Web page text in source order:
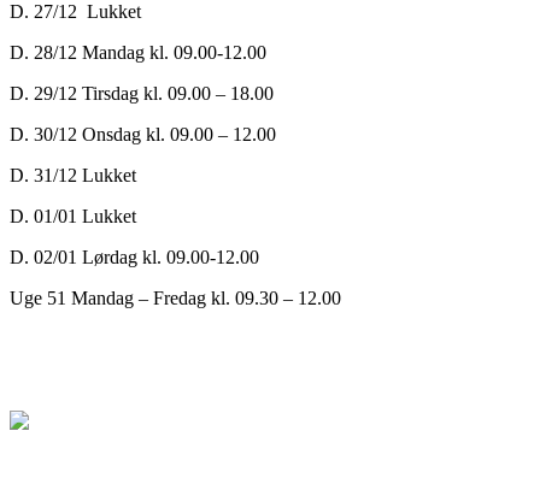
D. 27/12 Lukket
D. 28/12 Mandag kl. 09.00-12.00
D. 29/12 Tirsdag kl. 09.00 – 18.00
D. 30/12 Onsdag kl. 09.00 – 12.00
D. 31/12 Lukket
D. 01/01 Lukket
D. 02/01 Lørdag kl. 09.00-12.00
Uge 51 Mandag – Fredag kl. 09.30 – 12.00